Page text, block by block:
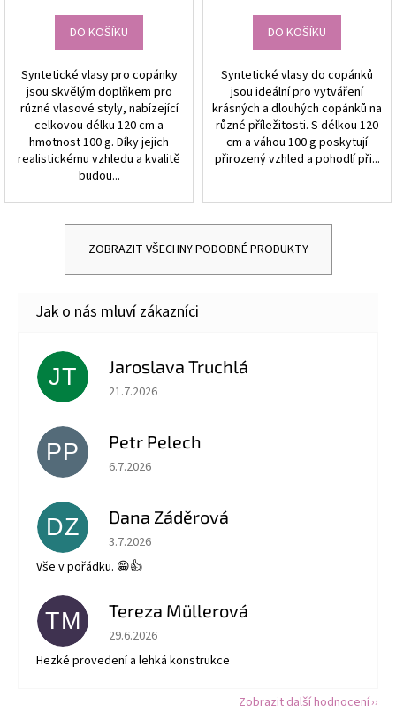
DO KOŠÍKU
Syntetické vlasy pro copánky
jsou skvělým doplňkem pro
různé vlasové styly, nabízející
celkovou délku 120 cm a
hmotnost 100 g. Díky jejich
realistickému vzhledu a kvalitě
budou...
DO KOŠÍKU
Syntetické vlasy do copánků
jsou ideální pro vytváření
krásných a dlouhých copánků na
různé příležitosti. S délkou 120
cm a váhou 100 g poskytují
přirozený vzhled a pohodlí při...
ZOBRAZIT VŠECHNY PODOBNÉ PRODUKTY
JT Jaroslava Truchlá
Hodnocení obchodu je 5 z 5 hvězdiček.
21.7.2026
PP Petr Pelech
Hodnocení obchodu je 5 z 5 hvězdiček.
6.7.2026
DZ Dana Záděrová
Hodnocení obchodu je 5 z 5 hvězdiček.
3.7.2026
Vše v pořádku. 😁👍
TM Tereza Müllerová
Hodnocení obchodu je 5 z 5 hvězdiček.
29.6.2026
Hezké provedení a lehká konstrukce
Zobrazit další hodnocení